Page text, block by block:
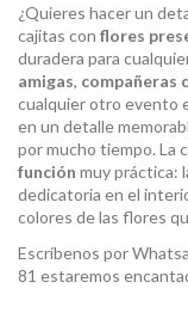
¿Quieres hacer un
cajitas con flores
duradera para
amigas, compañeras
cualquier otro evento
en un detalle
por mucho tiempo. La
función muy práctica:
dedicatoria en el
colores de las flores
Escríbenos por
81 estaremos